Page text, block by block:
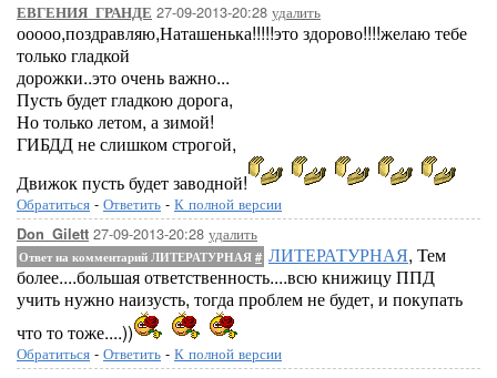
ЕВГЕНИЯ_ГРАНДЕ 27-09-2013-20:28 удалить
ооооо,поздравляю,Наташенька!!!!!это здорово!!!!желаю тебе
только гладкой
дорожки..это очень важно...
Пусть будет гладкою дорога,
Но только летом, а зимой!
ГИБДД не слишком строгой,
Движок пусть будет заводной!
Обратиться - Ответить - К полной версии
Don_Gilett 27-09-2013-20:28 удалить
Ответ на комментарий ЛИТЕРАТУРНАЯ # ЛИТЕРАТУРНАЯ, Тем
более....большая ответственность....всю книжицу ППД
учить нужно наизусть, тогда проблем не будет, и покупать
что то тоже....))
Обратиться - Ответить - К полной версии